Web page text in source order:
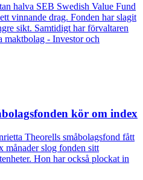
halva SEB Swedish Value Fund
vinnande drag. Fonden har slagit
sikt. Samtidigt har förvaltaren
maktbolag - Investor och
kör om index
Theorells småbolagsfond fått
månader slog fonden sitt
Hon har också plockat in